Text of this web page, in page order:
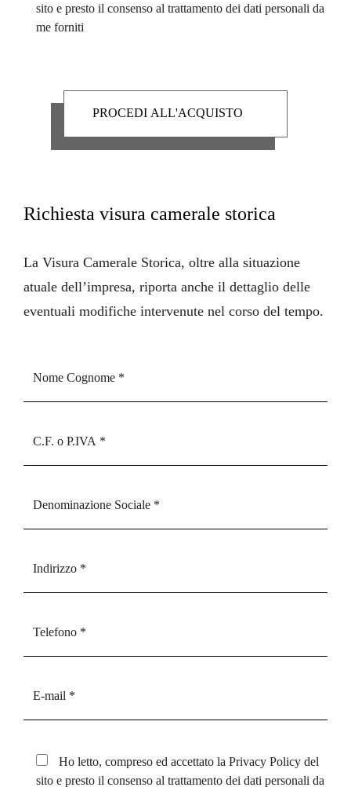
sito e presto il consenso al trattamento dei dati personali da
me forniti
Richiesta visura camerale storica
La Visura Camerale Storica, oltre alla situazione
atuale dell’impresa, riporta anche il dettaglio delle
eventuali modifiche intervenute nel corso del tempo.
Ho letto, compreso ed accettato la Privacy Policy del
sito e presto il consenso al trattamento dei dati personali da